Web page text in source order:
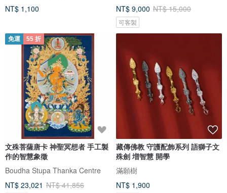
NT$ 1,100
NT$ 9,000 NT$ 15,000
可客製
免運 55 折
文殊菩薩唐卡 神聖冥想者 手工製
作的智慧象徵
Boudha Stupa Thanka Centre
NT$ 23,021 NT$ 41,856
藏傳佛教 守護配飾系列 語獅子文
殊劍 増智慧 開學
滿願樹
NT$ 1,900